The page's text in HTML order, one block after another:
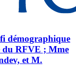
démographique
du RFVE ; Mme
et M.